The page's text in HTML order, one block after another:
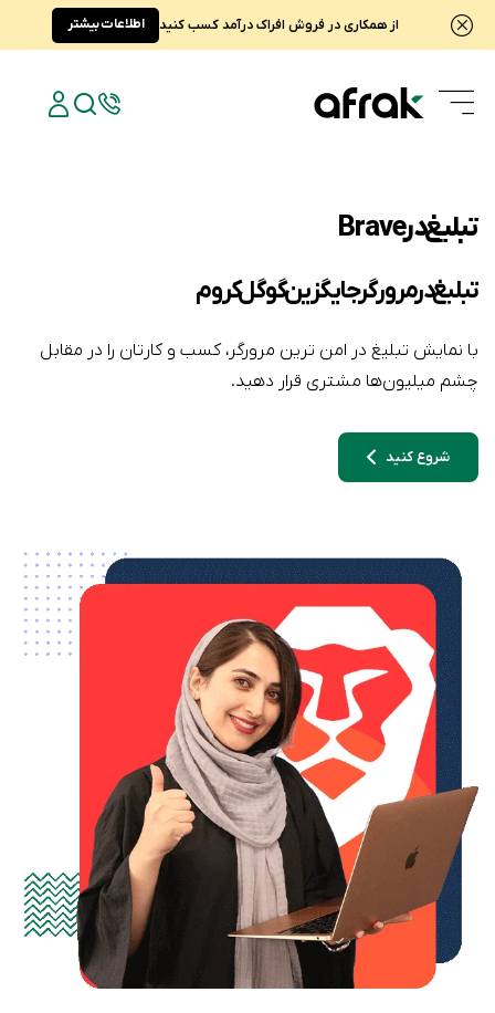
از همکاری در فروش افراک درآمد کسب کنید اطلاعات بیشتر
تبلیغ در Brave
تبلیغ در مرورگر جایگزین گوگل کروم
با نمایش تبلیغ در امن ترین مرورگر، کسب و کارتان را در مقابل
چشم میلیون‌ها مشتری قرار دهید.
شروع کنید